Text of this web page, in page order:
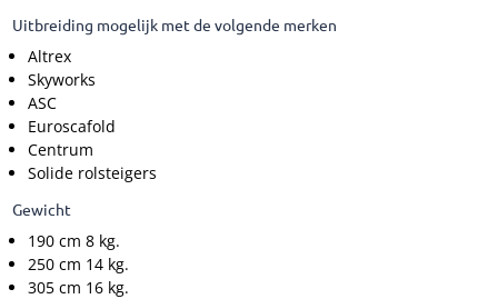
Uitbreiding mogelijk met de volgende merken
Altrex
Skyworks
ASC
Euroscafold
Centrum
Solide rolsteigers
Gewicht
190 cm 8 kg.
250 cm 14 kg.
305 cm 16 kg.